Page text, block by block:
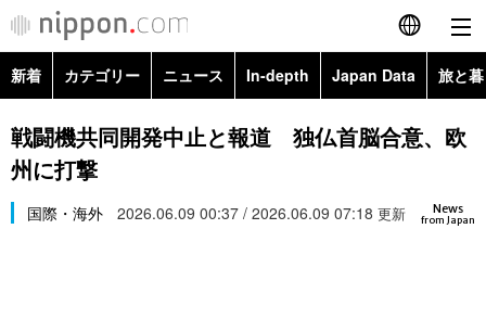
English
简体字
カテゴリー
新着 カテゴリー ニュース In-depth Japan Data 旅と
政治・外交
経済・ビジネス
Topics
戦闘機共同開発中止と報道 独仏首脳合意、欧
州に打撃
News
from Japan
国際・海外 2026.06.09 00:37 / 2026.06.09 07:18 更新